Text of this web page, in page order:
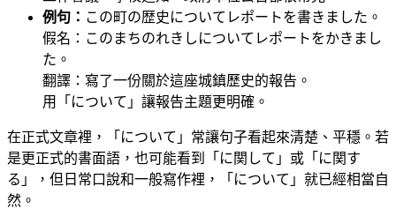
例句： この町の歴史についてレポートを書きました。
假名：このまちのれきしについてレポートをかきまし
た。
翻譯：寫了一份關於這座城鎮歷史的報告。
用「について」讓報告主題更明確。
在正式文章裡，「について」常讓句子看起來清楚、平穩。若
是更正式的書面語，也可能看到「に関して」或「に関す
る」，但日常口說和一般寫作裡，「について」就已經相當自
然。